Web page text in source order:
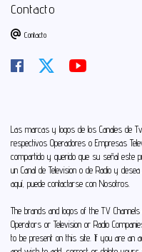
Contacto
Contacto
Las marcas y logos de los Canales de
respectivos Operadores o Empresas
compartido y querido que su señal este
un Canal de Television o de Radio y
aquí, puede contactarse con Nosotros
The brands and logos of the TV
Operators or Television or Radio
to be present on this site. If you are an